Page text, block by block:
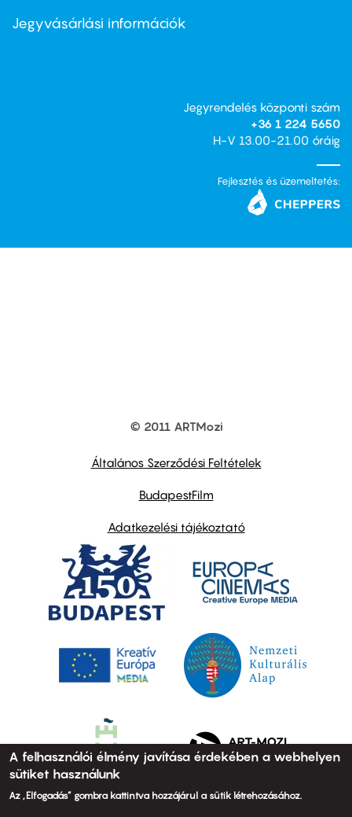
second
Jegyvásárlási információk
Jegyrendelés központi szám
+36 1 224 5650
H-V 13.00-21.00 óráig
Fejlesztés és üzemeltetés:
© 2011 ARTMozi
Általános Szerződési Feltételek
BudapestFilm
Adatkezelési tájékoztató
A felhasználói élmény javítása érdekében a webhelyen
sütiket használunk
Az „Elfogadás” gombra kattintva hozzájárul a sütik létrehozásához.